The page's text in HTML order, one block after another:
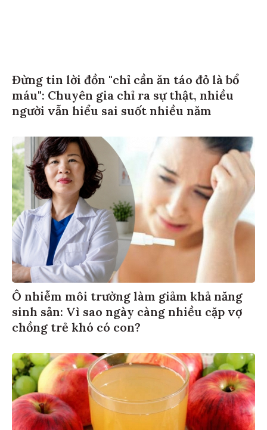
Đừng tin lời đồn "chỉ cần ăn táo đỏ là bổ
máu": Chuyên gia chỉ ra sự thật, nhiều
người vẫn hiểu sai suốt nhiều năm
Ô nhiễm môi trường làm giảm khả năng
sinh sản: Vì sao ngày càng nhiều cặp vợ
chồng trẻ khó có con?